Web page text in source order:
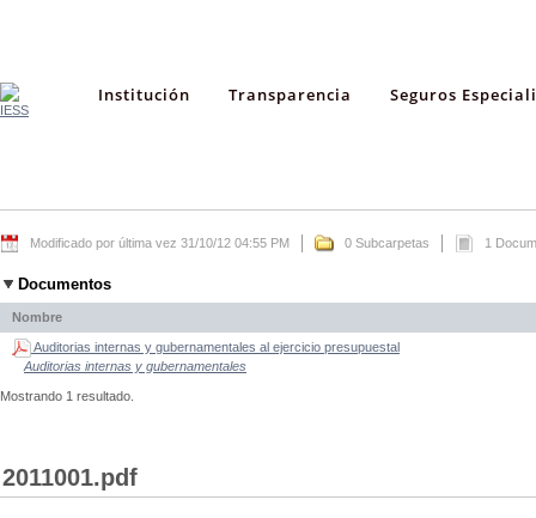
Institución Transparencia Seguros
Modificado por última vez 31/10/12 04:55 PM 0 Subcarpetas 1
Documentos
Nombre
Auditorias internas y gubernamentales al ejercicio presupuestal
Auditorias internas y gubernamentales
Mostrando 1 resultado.
2011001.pdf